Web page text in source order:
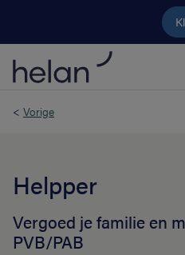
Ga naar de
< Vorige
Helpper
Vergoed je familie en
PVB/PAB